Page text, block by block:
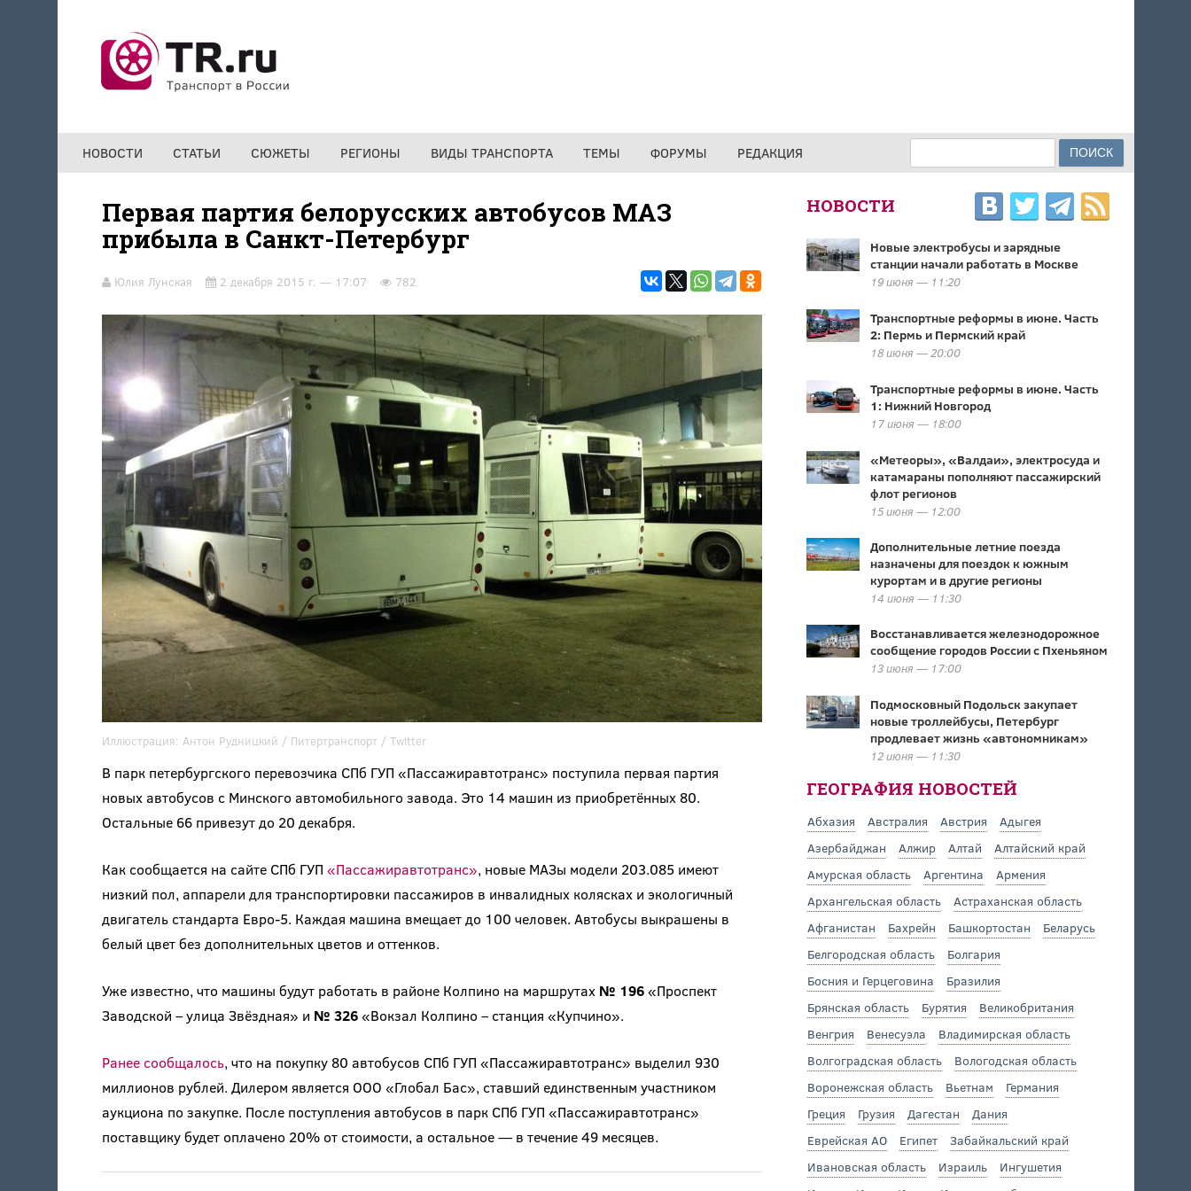
НОВОСТИ СТАТЬИ СЮЖЕТЫ РЕГИОНЫ ВИДЫ ТРАНСПОРТА ТЕМЫ ФОРУМЫ РЕДАКЦИЯ ФОРМА ПОИСКА
Первая партия белорусских автобусов МАЗ
прибыла в Санкт-Петербург
Юлия Лунская 2 декабря 2015 г. — 17:07 782
Иллюстрация: Антон Рудницкий / Питертранспорт / Twitter
В парк петербургского перевозчика СПб ГУП «Пассажиравтотранс» поступила первая партия
новых автобусов с Минского автомобильного завода. Это 14 машин из приобретённых 80.
Остальные 66 привезут до 20 декабря.
Как сообщается на сайте СПб ГУП «Пассажиравтотранс», новые МАЗы модели 203.085 имеют
низкий пол, аппарели для транспортировки пассажиров в инвалидных колясках и экологичный
двигатель стандарта Евро-5. Каждая машина вмещает до 100 человек. Автобусы выкрашены в
белый цвет без дополнительных цветов и оттенков.
Уже известно, что машины будут работать в районе Колпино на маршрутах № 196«Проспект
Заводской – улица Звёздная» и № 326«Вокзал Колпино – станция «Купчино».
Ранее сообщалось, что на покупку 80 автобусов СПб ГУП «Пассажиравтотранс» выделил 930
миллионов рублей. Дилером является ООО «Глобал Бас», ставший единственным участником
аукциона по закупке. После поступления автобусов в парк СПб ГУП «Пассажиравтотранс»
поставщику будет оплачено 20% от стоимости, а остальное — в течение 49 месяцев.
НОВОСТИ
Новые электробусы и зарядные
станции начали работать в Москве
19 июня — 11:20
Транспортные реформы в июне. Часть
2: Пермь и Пермский край
18 июня — 20:00
Транспортные реформы в июне. Часть
1: Нижний Новгород
17 июня — 18:00
«Метеоры», «Валдаи», электросуда и
катамараны пополняют пассажирский
флот регионов
15 июня — 12:00
Дополнительные летние поезда
назначены для поездок к южным
курортам и в другие регионы
14 июня — 11:30
Восстанавливается железнодорожное
сообщение городов России с Пхеньяном
13 июня — 17:00
Подмосковный Подольск закупает
новые троллейбусы, Петербург
продлевает жизнь «автономникам»
12 июня — 11:30
ГЕОГРАФИЯ НОВОСТЕЙ
Абхазия Австралия Австрия
Адыгея
Азербайджан
Алжир Алтай
Алтайский край
Амурская область
Аргентина
Армения
Архангельская область
Астраханская область
Афганистан
Бахрейн Башкортостан
Беларусь
Белгородская область
Болгария
Босния и Герцеговина
Бразилия
Брянская область
Бурятия
Великобритания
Венгрия
Венесуэла
Владимирская область
Волгоградская область
Вологодская область
Воронежская область
Вьетнам
Германия
Греция
Грузия Дагестан
Дания
Еврейская АО
Египет
Забайкальский край
Ивановская область
Израиль
Ингушетия